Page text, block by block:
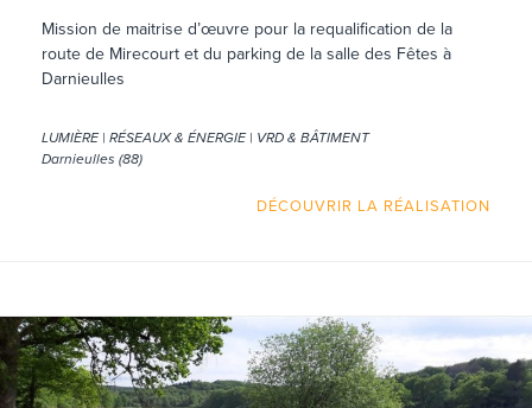
Mission de maitrise d’œuvre pour la requalification de la
route de Mirecourt et du parking de la salle des Fêtes à
Darnieulles
LUMIÈRE | RÉSEAUX & ÉNERGIE | VRD & BÂTIMENT
Darnieulles (88)
DÉCOUVRIR LA RÉALISATION